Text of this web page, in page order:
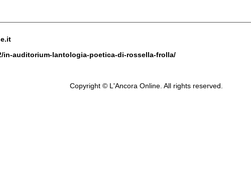
in-auditorium-lantologia-poetica-di-rossella-frolla/
Copyright © L'Ancora Online. All rights reserved.